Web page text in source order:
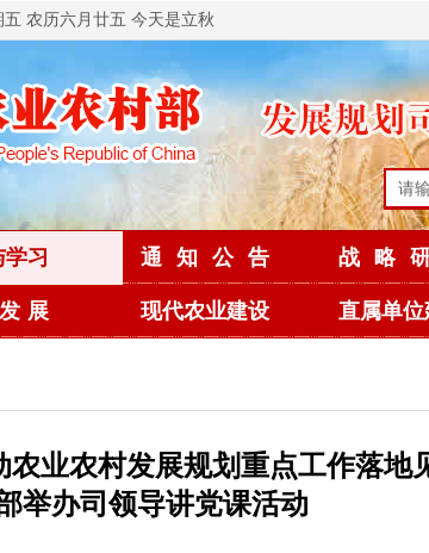
五 农历六月廿五 今天是立秋
习 通知公告 战略
展 现代农业建设 直属单
农业农村发展规划重点工作落
举办司领导讲党课活动